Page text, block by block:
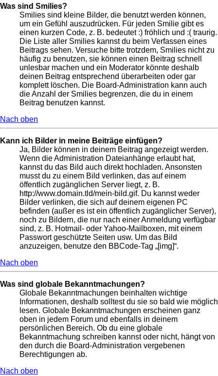
Was sind Smilies?
Smilies sind kleine Bilder, die benutzt werden können,
um ein Gefühl auszudrücken. Für jeden Smilie gibt es
einen kurzen Code, z. B. bedeutet :) fröhlich und :( traurig.
Die Liste aller Smilies kannst du beim Verfassen eines
Beitrags sehen. Versuche bitte trotzdem, Smilies nicht zu
häufig zu benutzen, sie können einen Beitrag schnell
unlesbar machen und ein Moderator könnte deshalb
deinen Beitrag entsprechend überarbeiten oder gar
komplett löschen. Die Board-Administration kann auch
die Anzahl der Smilies begrenzen, die du in einem
Beitrag benutzen kannst.
Nach oben
Kann ich Bilder in meine Beiträge einfügen?
Ja, Bilder können in deinem Beitrag angezeigt werden.
Wenn die Administration Dateianhänge erlaubt hat,
kannst du das Bild auch direkt hochladen. Ansonsten
musst du zu einem Bild verlinken, das auf einem
öffentlich zugänglichen Server liegt, z. B.
http://www.domain.tld/mein-bild.gif. Du kannst weder
Bilder verlinken, die sich auf deinem eigenen PC
befinden (außer es ist ein öffentlich zugänglicher Server),
noch zu Bildern, die nur nach einer Anmeldung verfügbar
sind, z. B. Hotmail- oder Yahoo-Mailboxen, mit einem
Passwort geschützte Seiten usw. Um das Bild
anzuzeigen, benutze den BBCode-Tag „[img]“.
Nach oben
Was sind globale Bekanntmachungen?
Globale Bekanntmachungen beinhalten wichtige
Informationen, deshalb solltest du sie so bald wie möglich
lesen. Globale Bekanntmachungen erscheinen ganz
oben in jedem Forum und ebenfalls in deinem
persönlichen Bereich. Ob du eine globale
Bekanntmachung schreiben kannst oder nicht, hängt von
den durch die Board-Administration vergebenen
Berechtigungen ab.
Nach oben